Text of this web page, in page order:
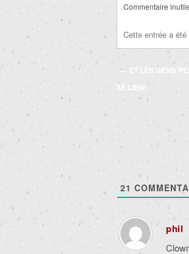
Commentaire
Cette entrée a été
Navigation
des
articles
← ET LES GENS
3E LIEN!
21
phil